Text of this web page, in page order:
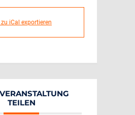
zu iCal exportieren
TEILEN